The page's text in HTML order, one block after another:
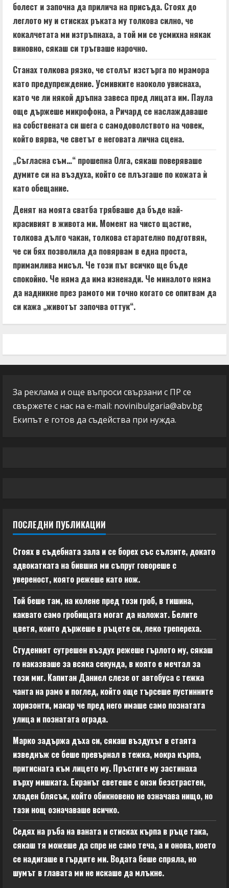
болест и започна да прилича на присъда. Стоях до
леглото му и стисках ръката му толкова силно, че
кокалчетата ми изтръпнаха, а той ми се усмихна някак
виновно, сякаш си тръгваше нарочно.
Станах толкова рязко, че столът изстърга по мрамора
като предупреждение. Усмивките наоколо увиснаха,
като че ли някой дръпна завеса пред лицата им. Паула
още държеше микрофона, а Ричард се наслаждаваше
на собствената си шега с самодоволството на човек,
който вярва, че светът е неговата лична сцена.
„Съгласна съм…“ прошепна Олга, сякаш поверяваше
думите си на въздуха, който се плъзгаше по кожата ѝ
като обещание.
Денят на моята сватба трябваше да бъде най-
красивият в живота ми. Момент на чисто щастие,
толкова дълго чакан, толкова старателно подготвян,
че си бях позволила да повярвам в една проста,
примамлива мисъл. Че този път всичко ще бъде
спокойно. Че няма да има изненади. Че миналото няма
да надникне през рамото ми точно когато се опитвам да
си кажа „животът започва оттук“.
За реклама и още въпроси свързани с ПР се
свържете с нас на e-mail: novinibulgaria@abv.bg
Екипът е готов да съдейства при нужда.
ПОСЛЕДНИ ПУБЛИКАЦИИ
Стоях в съдебната зала и се борех със сълзите, докато
адвокатката на бившия ми съпруг говореше с
увереност, която режеше като нож.
Той беше там, на колене пред този гроб, в тишина,
каквато само гробищата могат да наложат. Белите
цветя, които държеше в ръцете си, леко трепереха.
Студеният сутрешен въздух режеше гърлото му, сякаш
го наказваше за всяка секунда, в която е мечтал за
този миг. Капитан Даниел слезе от автобуса с тежка
чанта на рамо и поглед, който още търсеше пустинните
хоризонти, макар че пред него имаше само познатата
улица и познатата ограда.
Марко задържа дъха си, сякаш въздухът в стаята
изведнъж се беше превърнал в тежка, мокра кърпа,
притисната към лицето му. Пръстите му застинаха
върху мишката. Екранът светеше с онзи безстрастен,
хладен блясък, който обикновено не означава нищо, но
тази нощ означаваше всичко.
Седях на ръба на ваната и стисках кърпа в ръце така,
сякаш тя можеше да спре не само теча, а и онова, което
се надигаше в гърдите ми. Водата беше спряла, но
шумът в главата ми не искаше да млъкне.